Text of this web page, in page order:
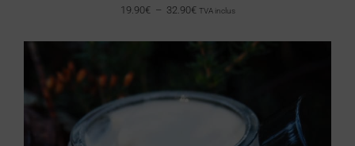
19.90€ – 32.90€ TVA inclus